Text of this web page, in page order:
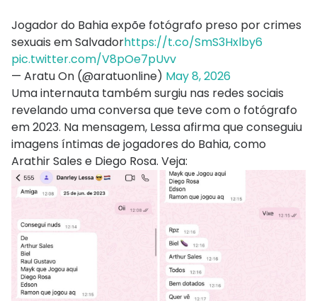
Jogador do Bahia expõe fotógrafo preso por crimes
sexuais em Salvadorhttps://t.co/SmS3Hxlby6
pic.twitter.com/V8pOe7pUvv
— Aratu On (@aratuonline) May 8, 2026
Uma internauta também surgiu nas redes sociais
revelando uma conversa que teve com o fotógrafo
em 2023. Na mensagem, Lessa afirma que conseguiu
imagens íntimas de jogadores do Bahia, como
Arathir Sales e Diego Rosa. Veja: